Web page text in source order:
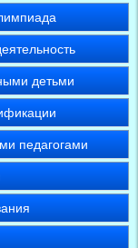
детьми
педагогами